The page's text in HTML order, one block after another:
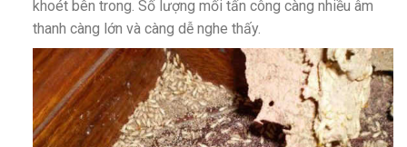
khoét bên trong. Số lượng mối tấn công càng nhiều âm
thanh càng lớn và càng dễ nghe thấy.